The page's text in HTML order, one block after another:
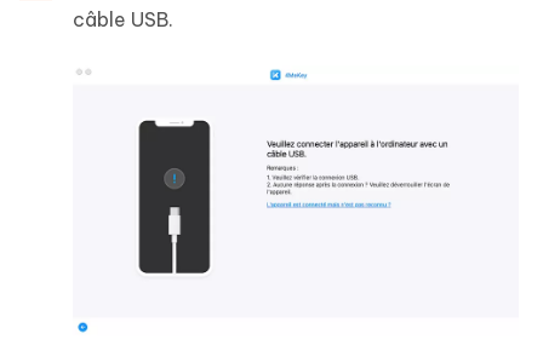
câble USB.